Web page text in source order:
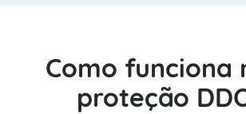
Como funciona
proteção